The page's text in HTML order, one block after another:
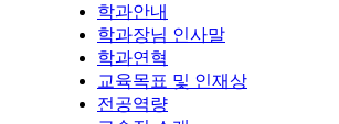
학과안내
학과장님 인사말
학과연혁
교육목표 및 인재상
전공역량